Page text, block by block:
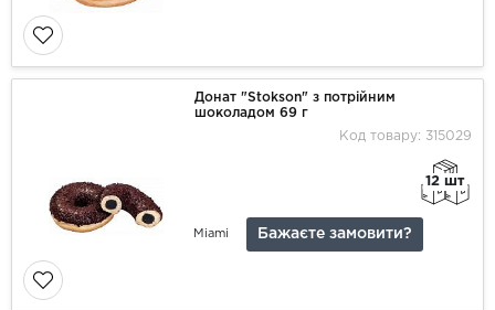
Донат "Stokson" з потрійним
шоколадом 69 г
Код товару: 315029
12 шт
Miami Бажаєте замовити?